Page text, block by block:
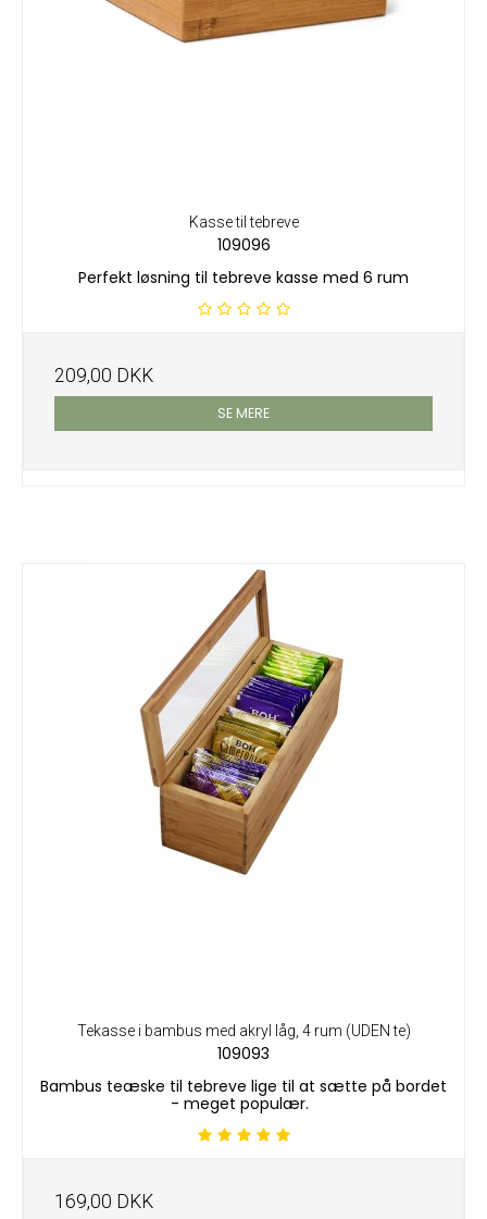
Kasse til tebreve
109096
Perfekt løsning til tebreve kasse med 6 rum
209,00 DKK
SE MERE
Tekasse i bambus med akryl låg, 4 rum (UDEN te)
109093
Bambus teæske til tebreve lige til at sætte på bordet
- meget populær.
169,00 DKK